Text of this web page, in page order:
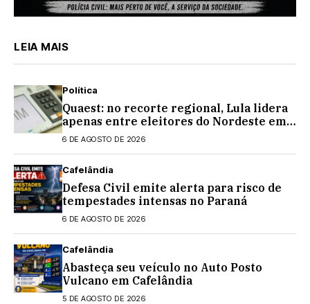
LEIA MAIS
Política
Quaest: no recorte regional, Lula lidera
apenas entre eleitores do Nordeste em
eventual 2º turno contra Flávio
6 DE AGOSTO DE 2026
Cafelândia
Defesa Civil emite alerta para risco de
tempestades intensas no Paraná
6 DE AGOSTO DE 2026
Cafelândia
Abasteça seu veículo no Auto Posto
Vulcano em Cafelândia
5 DE AGOSTO DE 2026